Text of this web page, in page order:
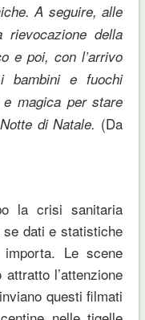
A seguire, alle
della
e poi, con l’arrivo
e fuochi
magica per stare
di Natale. (Da
la crisi sanitaria
dati e statistiche
Le scene
l’attenzione
questi filmati